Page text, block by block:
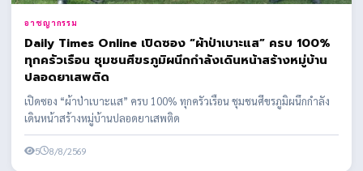
อาชญากรรม
Daily Times Online เปิดซอง “ผ้าป่าเบาะแส” ครบ 100%
ทุกครัวเรือน ชุมชนศีขรภูมิผนึกกำลังเดินหน้าสร้างหมู่บ้าน
ปลอดยาเสพติด
เปิดซอง “ผ้าป่าเบาะแส” ครบ 100% ทุกครัวเรือน ชุมชนศีขรภูมิผนึกกำลัง
เดินหน้าสร้างหมู่บ้านปลอดยาเสพติด
5 8/8/2569